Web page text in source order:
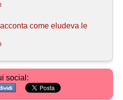
come eludeva le
social: